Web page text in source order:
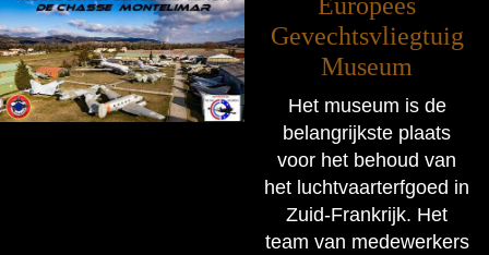
Gevechtsvliegtuig
Museum
Het museum is de
belangrijkste plaats
voor het behoud van
het luchtvaarterfgoed in
Zuid-Frankrijk. Het
team van medewerkers